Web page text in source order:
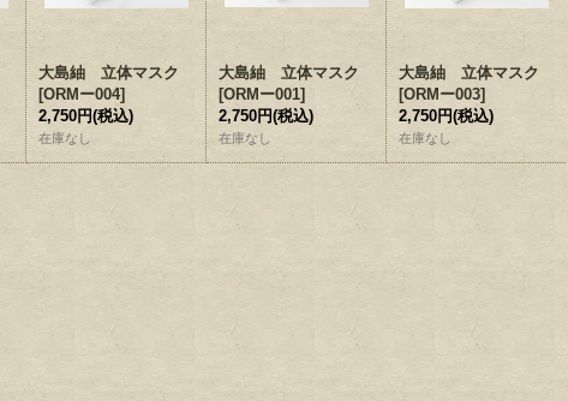
大島紬 立体マスク
[ORMー004]
2,750円(税込)
在庫なし
大島紬 立体マスク
[ORMー001]
2,750円(税込)
在庫なし
大島紬 立体マスク
[ORMー003]
2,750円(税込)
在庫なし